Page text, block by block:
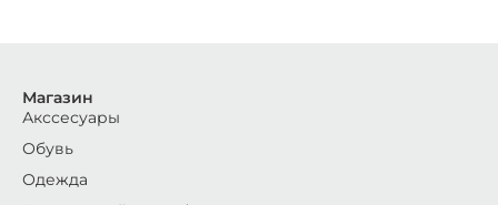
Магазин
Акссесуары
Обувь
Одежда